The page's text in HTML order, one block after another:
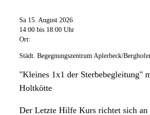
Sa 15. August 2026
14:00 bis 18:00 Uhr
Ort:
Städt. Begegnungszentrum Aplerbeck/
"Kleines 1x1 der Sterbebegleitung"
Holtkötte
Der Letzte Hilfe Kurs richtet sich an